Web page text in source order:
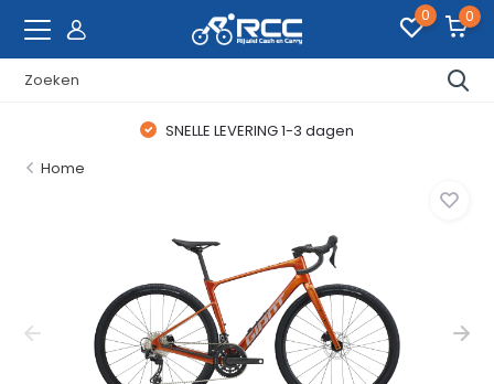
0 0
SNELLE LEVERING 1-3 dagen
Home